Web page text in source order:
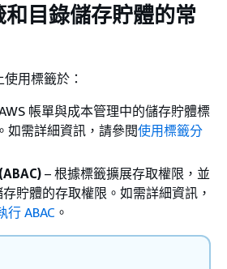
目錄儲存貯體的常
用標籤於：
帳單與成本管理中的儲存貯體標
如需詳細資訊，請參閱使用標籤分
– 根據標籤擴展存取權限，並
貯體的存取權限。如需詳細資訊，
行 ABAC 。